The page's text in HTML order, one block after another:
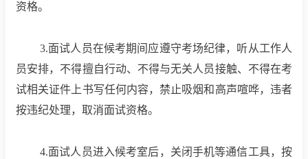
资格。
3.面试人员在候考期间应遵守考场纪律，听从工作人
员安排，不得擅自行动、不得与无关人员接触、不得在考
试相关证件上书写任何内容，禁止吸烟和高声喧哗，违者
按违纪处理，取消面试资格。
4.面试人员进入候考室后，关闭手机等通信工具，按